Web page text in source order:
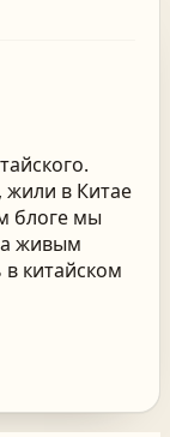
в Китае
блоге мы
а живым
китайском